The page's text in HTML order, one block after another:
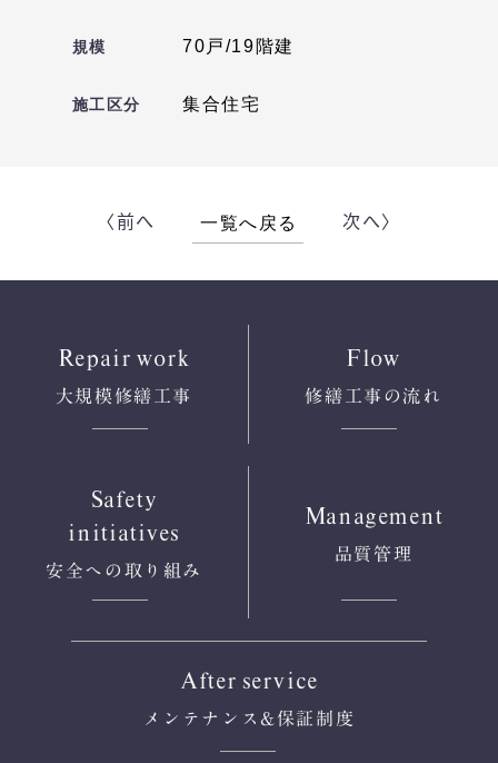
規模 70戸/19階建
施工区分 集合住宅
〈前へ 一覧へ戻る 次へ〉
Repair work
大規模修繕工事
Flow
修繕工事の流れ
Safety
initiatives
安全への 取り組み
Management
品質管理
After service
メンテナンス &保証制度